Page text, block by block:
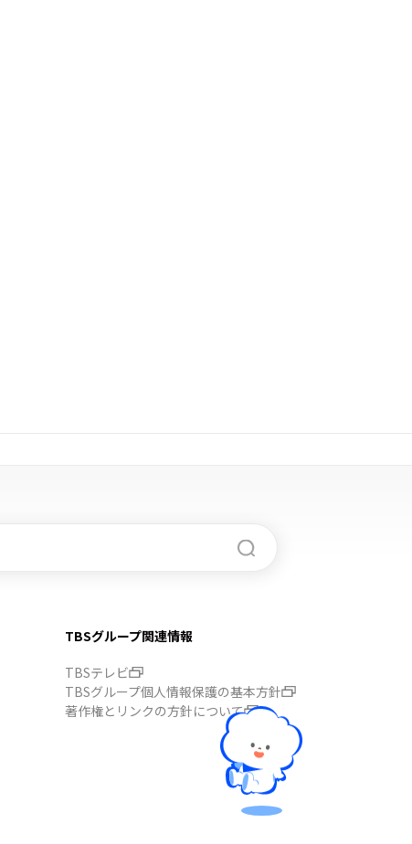
TBSグループ関連情報
TBSテレビ
TBSグループ個人情報保護の基本方針
著作権とリンクの方針について